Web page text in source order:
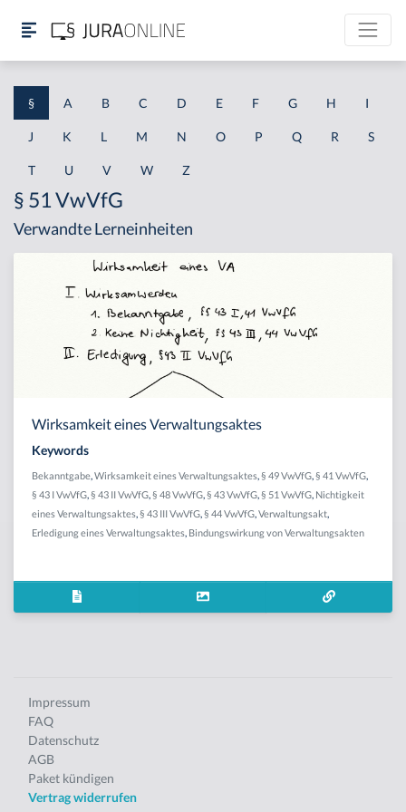
§ A B C D E F G H I
J K L M N O P Q R S
T U V W Z
§ 51 VwVfG
Verwandte Lerneinheiten
Wirksamkeit eines Verwaltungsaktes
Keywords
Bekanntgabe Wirksamkeit eines Verwaltungsaktes § 49 VwVfG § 41 VwVfG
§ 43 I VwVfG § 43 II VwVfG § 48 VwVfG § 43 VwVfG § 51 VwVfG Nichtigkeit
eines Verwaltungsaktes § 43 III VwVfG § 44 VwVfG Verwaltungsakt
Erledigung eines Verwaltungsaktes Bindungswirkung von Verwaltungsakten
Impressum
FAQ
Datenschutz
AGB
Paket kündigen
Vertrag widerrufen